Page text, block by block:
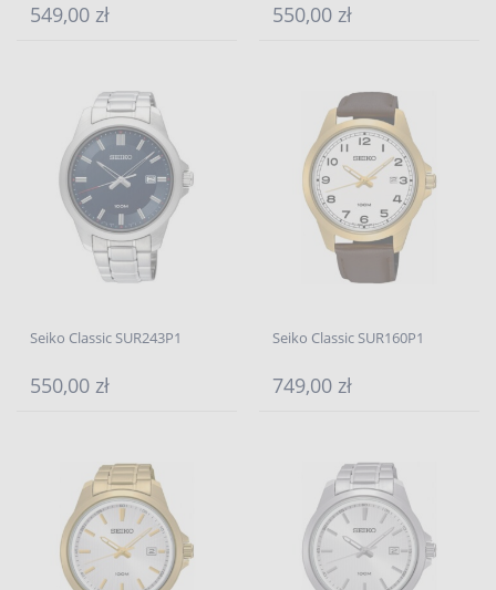
549,00 zł 550,00 zł
Seiko Classic SUR243P1
550,00 zł
Seiko Classic SUR160P1
749,00 zł